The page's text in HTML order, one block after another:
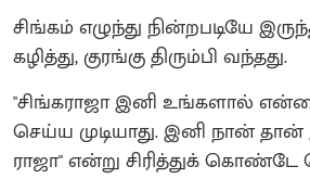
சிங்கம் எழுந்து நின்றபடியே
கழித்து, குரங்கு திரும்பி வந்தது.
"சிங்கராஜா இனி உங்களால்
செய்ய முடியாது. இனி நான் தான்
ராஜா" என்று சிரித்துக்